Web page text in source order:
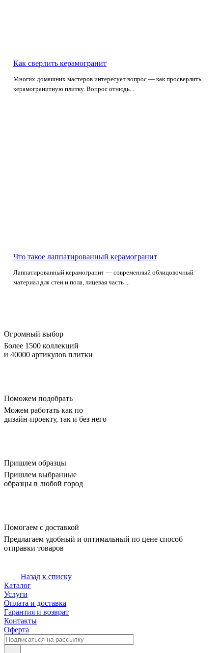
Как сверлить керамогранит
Многих домашних мастеров интересует вопрос — как просверлить
керамогранитную плитку. Вопрос отнюдь...
Что такое лаппатированный керамогранит
Лаппатированный керамогранит — современный облицовочный
материал для стен и пола, лицевая часть ...
Огромный выбор
Более 1500 коллекций
и 40000 артикулов плитки
Поможем подобрать
Можем работать как по
дизайн-проекту, так и без него
Пришлем образцы
Пришлем выбранные
образцы в любой город
Помогаем с доставкой
Предлагаем удобный и оптимальный по цене способ
отправки товаров
Назад к списку
Каталог
Услуги
Оплата и доставка
Гарантия и возврат
Контакты
Оферта